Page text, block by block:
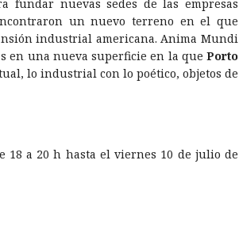
fundar nuevas sedes de las empresas
un nuevo terreno en el que
industrial americana. Anima Mundi
en una nueva superficie en la que Porto
lo industrial con lo poético, objetos de
18 a 20 h hasta el viernes 10 de julio de